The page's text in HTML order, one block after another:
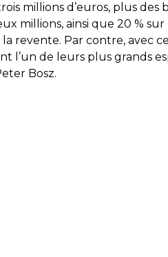
millions d’euros, plus des
millions, ainsi que 20 %
revente. Par contre, avec
l’un de leurs plus grands
Bosz.